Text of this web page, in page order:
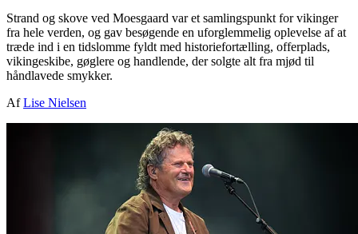
Strand og skove ved Moesgaard var et samlingspunkt for vikinger
fra hele verden, og gav besøgende en uforglemmelig oplevelse af at
træde ind i en tidslomme fyldt med historiefortælling, offerplads,
vikingeskibe, gøglere og handlende, der solgte alt fra mjød til
håndlavede smykker.
AfLise Nielsen